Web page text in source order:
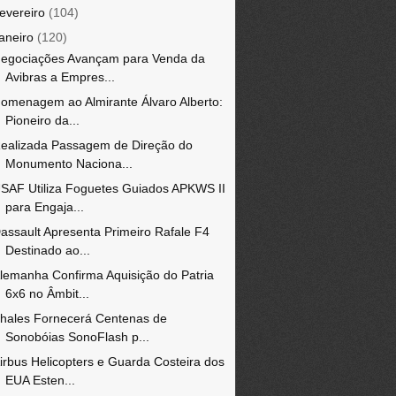
(104)
(120)
Avançam para Venda da
Avibras a Empres...
ao Almirante Álvaro Alberto:
Pioneiro da...
Passagem de Direção do
Monumento Naciona...
Utiliza Foguetes Guiados APKWS II
para Engaja...
Apresenta Primeiro Rafale F4
Destinado ao...
Confirma Aquisição do Patria
6x6 no Âmbit...
Fornecerá Centenas de
Sonobóias SonoFlash p...
Helicopters e Guarda Costeira dos
EUA Esten...